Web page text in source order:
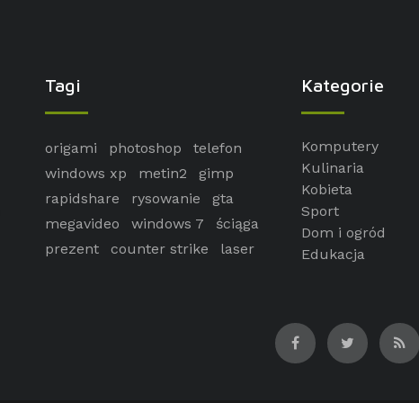
Tagi
origami photoshop
telefon
windows xp
metin2
gimp
rapidshare
rysowanie
gta
megavideo
windows 7
ściąga
prezent
counter strike laser
Kategorie
Komputery
Kulinaria
Kobieta
Sport
Dom i ogród
Edukacja